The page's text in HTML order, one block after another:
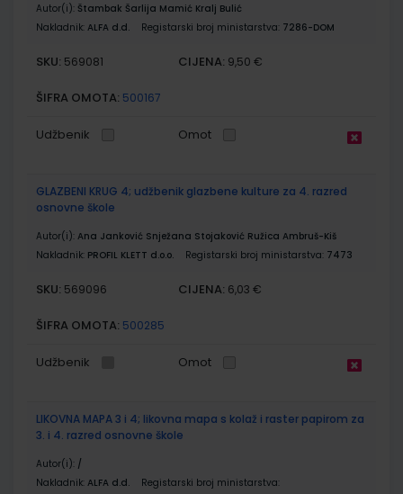
Autor(i): Štambak Šarlija Mamić Kralj Bulić
Nakladnik: ALFA d.d. Registarski broj ministarstva: 7286-DOM
SKU: 569081 CIJENA: 9,50 €
ŠIFRA OMOTA: 500167
Udžbenik Omot
GLAZBENI KRUG 4; udžbenik glazbene kulture za 4. razred
osnovne škole
Autor(i): Ana Janković Snježana Stojaković Ružica Ambruš-Kiš
Nakladnik: PROFIL KLETT d.o.o. Registarski broj ministarstva: 7473
SKU: 569096 CIJENA: 6,03 €
ŠIFRA OMOTA: 500285
Udžbenik Omot
LIKOVNA MAPA 3 i 4; likovna mapa s kolaž i raster papirom za
3. i 4. razred osnovne škole
Autor(i): /
Nakladnik: ALFA d.d. Registarski broj ministarstva: